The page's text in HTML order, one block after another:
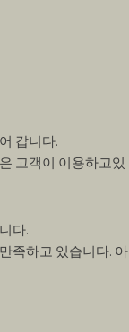
갑니다.
고객이 이용하고있
다.
족하고 있습니다. 아